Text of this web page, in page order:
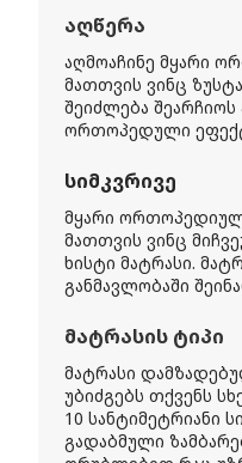
აღწერა
აღმოაჩინე მყარი
მათთვის ვინც
შეიძლება
ორთოპედული
სიმკვრივე
მყარი
მათთვის ვინც
ხისტი მატრასი.
განმავლობაში
მატრასის ტიპი
მატრასი
უბიძგებს თქვენს
10 სანტიმეტრიანი
გადაბმული